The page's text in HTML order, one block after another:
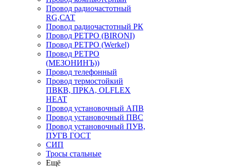
Провод радиочастотный
RG,САТ
Провод радиочастотный РК
Провод РЕТРО (BIRONI)
Провод РЕТРО (Werkel)
Провод РЕТРО
(МЕЗОНИНЪ))
Провод телефонный
Провод термостойкий
ПВКВ, ПРКА, OLFLEX
HEAT
Провод установочный АПВ
Провод установочный ПВС
Провод установочный ПУВ,
ПУГВ ГОСТ
СИП
Тросы стальные
Ещё